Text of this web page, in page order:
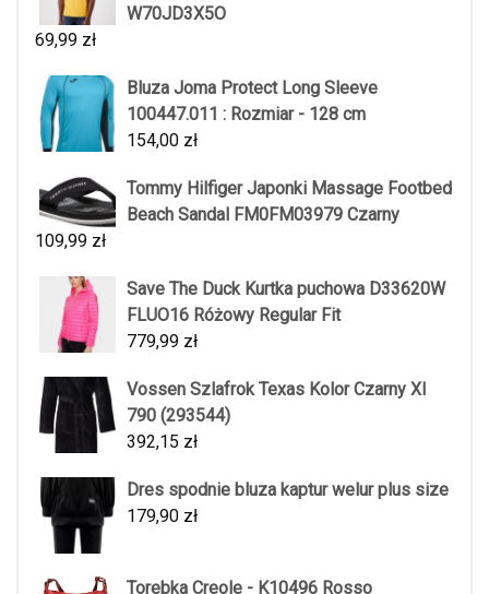
W70JD3X5O
69,99 zł
Bluza Joma Protect Long Sleeve
100447.011 : Rozmiar - 128 cm
154,00 zł
Tommy Hilfiger Japonki Massage Footbed
Beach Sandal FM0FM03979 Czarny
109,99 zł
Save The Duck Kurtka puchowa D33620W
FLUO16 Różowy Regular Fit
779,99 zł
Vossen Szlafrok Texas Kolor Czarny Xl
790 (293544)
392,15 zł
Dres spodnie bluza kaptur welur plus size
179,90 zł
Torebka Creole - K10496 Rosso